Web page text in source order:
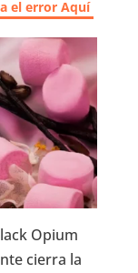
el error Aquí
Opium
cierra la